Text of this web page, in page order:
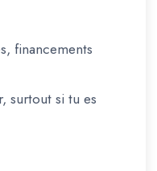
financements
surtout si tu es